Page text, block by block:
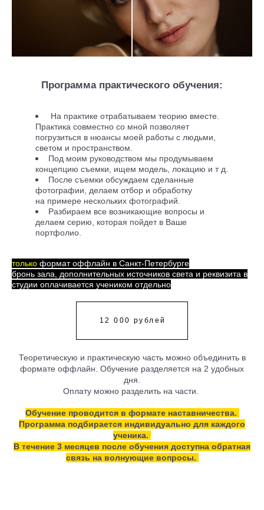
Программа практического обучения:
На практике отрабатываем теорию вместе.
Практика совместно со мной позволяет
погрузиться в нюансы моей работы с людьми,
светом и пространством.
Под моим руководством мы продумываем
концепцию съемки, ищем модель, локацию и т д.
После съемки обсуждаем сделанные
фотографии, делаем отбор и обработку
на примере нескольких фотографий.
Разбираем все возникающие вопросы и
делаем серию, которая пойдет в Ваше
портфолио.
только формат оффлайн в Санкт-Петербурге
бронь зала, дополнительных источников света и реквизита в
студии оплачивается учеником отдельно
12 000 рублей
Теоретическую и практическую часть можно объединить в
формате оффлайн. Обучение разделяется на 2 удобных
дня.
Оплату можно разделить на части.
Обучение проводится в формате наставничества.
Программа подбирается индивидуально для каждого
ученика.
В течение 3 месяцев после обучения доступна обратная
связь на волнующие вопросы.